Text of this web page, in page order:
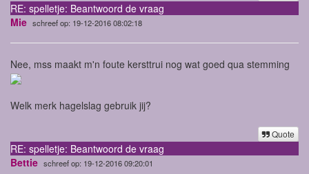
RE: spelletje: Beantwoord de vraag
Mie schreef op: 19-12-2016 08:02:18
Nee, mss maakt m'n foute kersttrui nog wat goed qua stemming
Welk merk hagelslag gebruik jij?
Quote
RE: spelletje: Beantwoord de vraag
Bettie schreef op: 19-12-2016 09:20:01